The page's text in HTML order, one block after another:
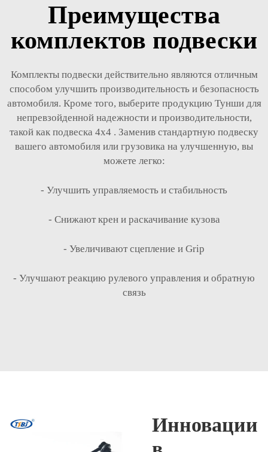
Преимущества
комплектов подвески
Комплекты подвески действительно являются отличным
способом улучшить производительность и безопасность
автомобиля. Кроме того, выберите продукцию Тунши для
непревзойденной надежности и производительности,
такой как подвеска 4x4 . Заменив стандартную подвеску
вашего автомобиля или грузовика на улучшенную, вы
можете легко:
- Улучшить управляемость и стабильность
- Снижают крен и раскачивание кузова
- Увеличивают сцепление и Grip
- Улучшают реакцию рулевого управления и обратную
связь
Инновации